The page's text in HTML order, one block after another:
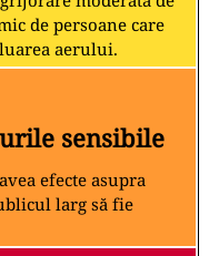
de persoane care
aerului.
sensibile
efecte asupra
larg să fie